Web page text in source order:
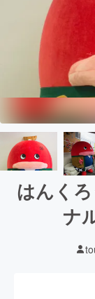
はんく
ナ